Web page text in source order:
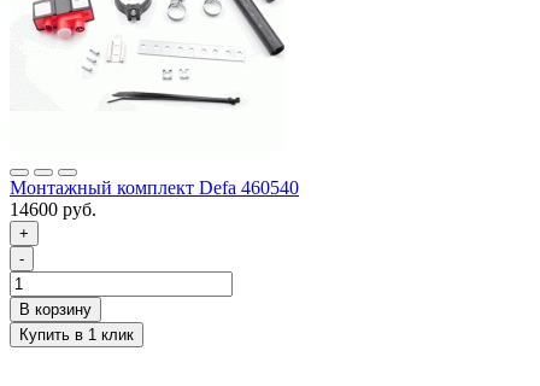
Монтажный комплект Defa 460540
14600 руб.
+
-